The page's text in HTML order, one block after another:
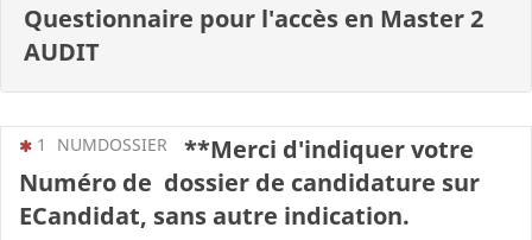
Questionnaire pour l'accès en Master 2
AUDIT
(Cette question est obligatoire)
1 NUMDOSSIER
**Merci d'indiquer votre
Numéro de dossier de candidature sur
ECandidat, sans autre indication.